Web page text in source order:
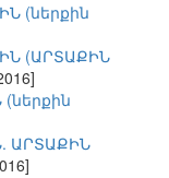
(ներքին
(ԱՐՏԱՔԻՆ
ԱՐՏԱՔԻՆ